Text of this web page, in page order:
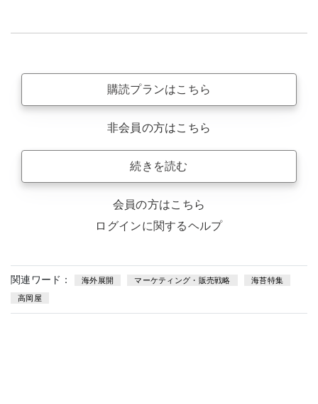
購読プランはこちら
非会員の方はこちら
続きを読む
会員の方はこちら
ログインに関するヘルプ
関連ワード： 海外展開 マーケティング・販売戦略 海苔特集
高岡屋